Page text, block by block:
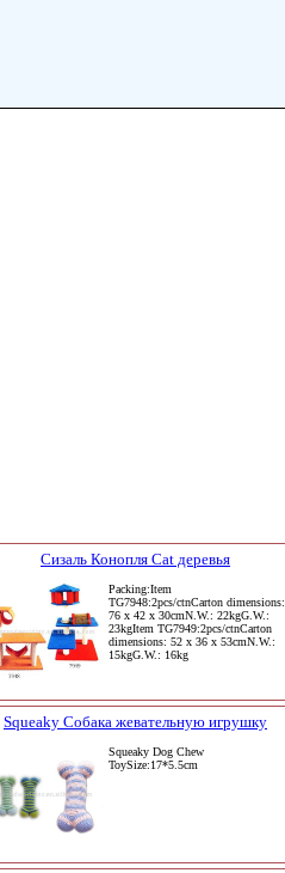
Сизаль Конопля Cat деревья
Packing:Item
TG7948:2pcs/ctnCarton dimensions:
76 x 42 x 30cmN.W.: 22kgG.W.:
23kgItem TG7949:2pcs/ctnCarton
dimensions: 52 x 36 x 53cmN.W.:
15kgG.W.: 16kg
Squeaky Собака жевательную игрушку
Squeaky Dog Chew
ToySize:17*5.5cm